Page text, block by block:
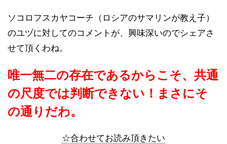
ソコロフスカヤコーチ（ロシアのサマリンが教え子）
のユヅに対してのコメントが、興味深いのでシェアさ
せて頂くわね。
唯一無二の存在であるからこそ、共通
の尺度では判断できない！まさにそ
の通りだわ。
☆合わせてお読み頂きたい